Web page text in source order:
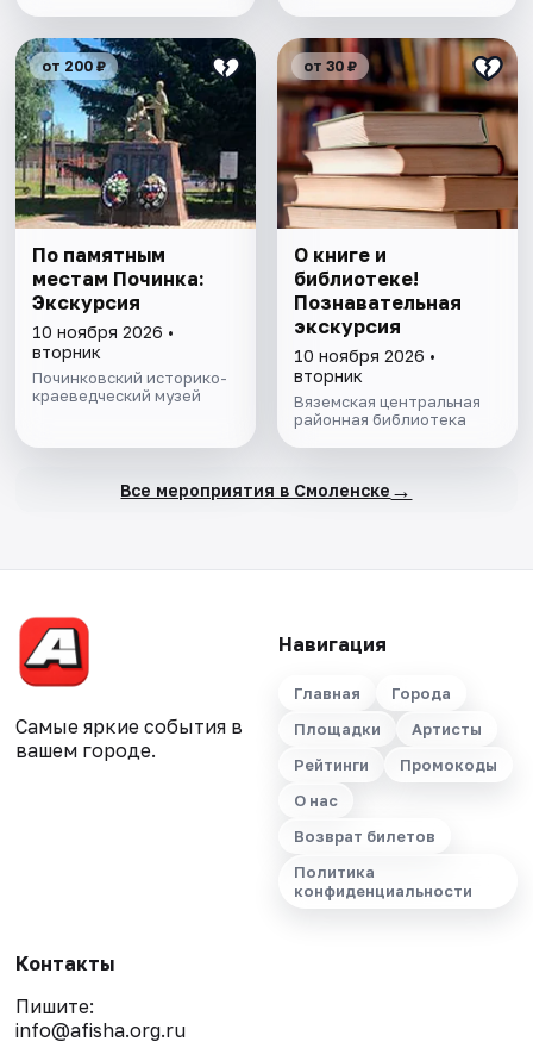
от 200 ₽
По памятным
местам Починка:
Экскурсия
10 ноября 2026 •
вторник
Починковский историко-
краеведческий музей
от 30 ₽
О книге и
библиотеке!
Познавательная
экскурсия
10 ноября 2026 •
вторник
Вяземская центральная
районная библиотека
Все мероприятия в Смоленске →
Самые яркие события в
вашем городе.
Навигация
Главная
Города
Площадки
Артисты
Рейтинги
Промокоды
О нас
Возврат билетов
Политика
конфиденциальности
Контакты
Пишите:
info@afisha.org.ru